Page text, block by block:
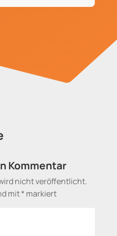
Kommentar
nicht veröffentlicht.
mit* markiert